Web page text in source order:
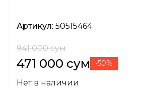
Артикул: 50515464
941 000 сум
471 000 сум -50%
Нет в наличии